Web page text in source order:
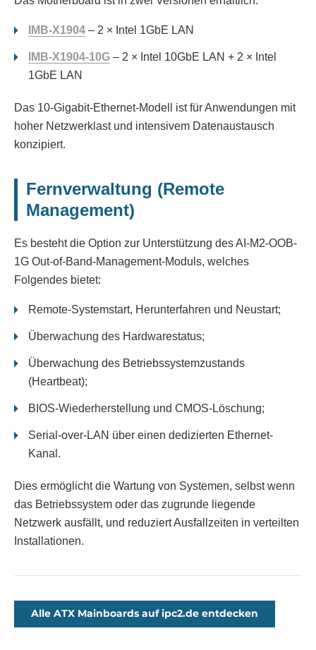
IMB-X1904 – 2 × Intel 1GbE LAN
IMB-X1904-10G – 2 × Intel 10GbE LAN + 2 × Intel
1GbE LAN
Das 10-Gigabit-Ethernet-Modell ist für Anwendungen mit
hoher Netzwerklast und intensivem Datenaustausch
konzipiert.
Fernverwaltung (Remote
Management)
Es besteht die Option zur Unterstützung des AI-M2-OOB-
1G Out-of-Band-Management-Moduls, welches
Folgendes bietet:
Remote-Systemstart, Herunterfahren und Neustart;
Überwachung des Hardwarestatus;
Überwachung des Betriebssystemzustands
(Heartbeat);
BIOS-Wiederherstellung und CMOS-Löschung;
Serial-over-LAN über einen dedizierten Ethernet-
Kanal.
Dies ermöglicht die Wartung von Systemen, selbst wenn
das Betriebssystem oder das zugrunde liegende
Netzwerk ausfällt, und reduziert Ausfallzeiten in verteilten
Installationen.
Alle ATX Mainboards auf ipc2.de entdecken